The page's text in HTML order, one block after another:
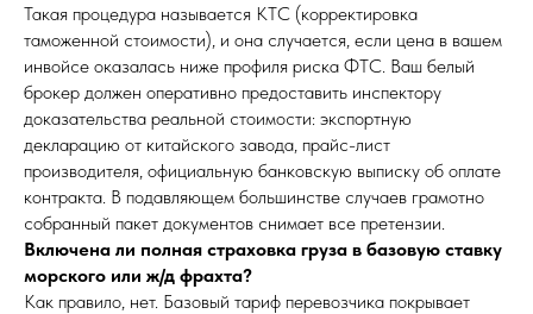
Такая процедура называется КТС (корректировка
таможенной стоимости), и она случается, если цена в вашем
инвойсе оказалась ниже профиля риска ФТС. Ваш белый
брокер должен оперативно предоставить инспектору
доказательства реальной стоимости: экспортную
декларацию от китайского завода, прайс-лист
производителя, официальную банковскую выписку об оплате
контракта. В подавляющем большинстве случаев грамотно
собранный пакет документов снимает все претензии.
Включена ли полная страховка груза в базовую ставку
морского или ж/д фрахта?
Как правило, нет. Базовый тариф перевозчика покрывает